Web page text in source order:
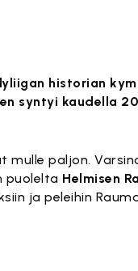
historian
syntyi kaudella
mulle paljon.
puolelta Helmisen
ja peleihin